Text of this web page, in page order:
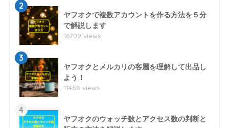
2
ヤフオクで複数アカウントを作る方法を５分
で解説します
16709 views
3
ヤフオクとメルカリの客層を理解して出品し
よう！
11458 views
4
ヤフオクのウォッチ数とアクセス数の判断と